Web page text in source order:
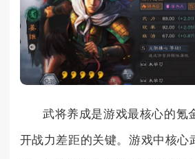
武将养成是游戏最核心的氪
开战力差距的关键。游戏中核心